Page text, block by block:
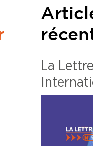
La Lettre